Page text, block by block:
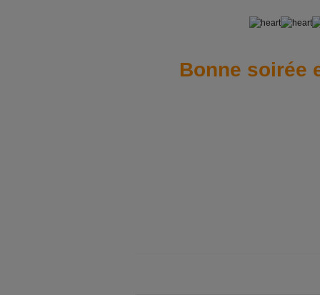
Bonne soirée